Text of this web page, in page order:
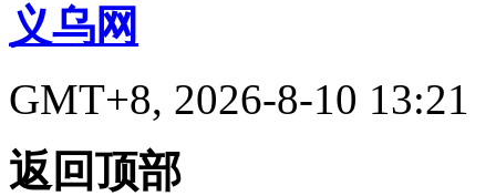
义乌网
GMT+8, 2026-8-10 13:21
返回顶部